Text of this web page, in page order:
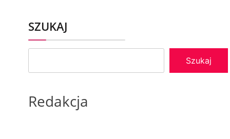
SZUKAJ
Szukaj
Redakcja